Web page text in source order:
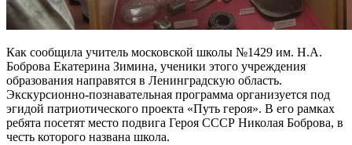
Как сообщила учитель московской школы №1429 им. Н.А.
Боброва Екатерина Зимина, ученики этого учреждения
образования направятся в Ленинградскую область.
Экскурсионно-познавательная программа организуется под
эгидой патриотического проекта «Путь героя». В его рамках
ребята посетят место подвига Героя СССР Николая Боброва, в
честь которого названа школа.